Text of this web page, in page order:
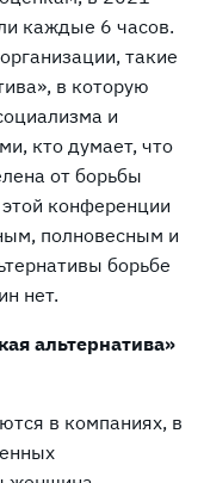
каждые 6 часов.
такие
в которую
и
кто думает, что
от борьбы
конференции
полновесным и
борьбе
нет.
альтернатива»
в компаниях, в